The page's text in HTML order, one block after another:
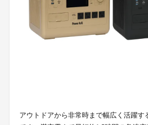
アウトドアから非常時まで幅広く活躍す